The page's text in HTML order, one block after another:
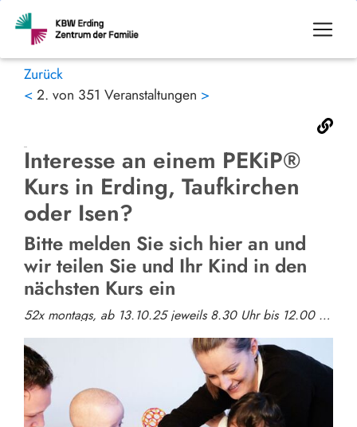
Zurück
< 2. von 351 Veranstaltungen >
Interesse an einem PEKiP®
Kurs in Erding, Taufkirchen
oder Isen?
Bitte melden Sie sich hier an und
wir teilen Sie und Ihr Kind in den
nächsten Kurs ein
52x montags, ab 13.10.25 jeweils 8.30 Uhr bis 12.00 Uhr